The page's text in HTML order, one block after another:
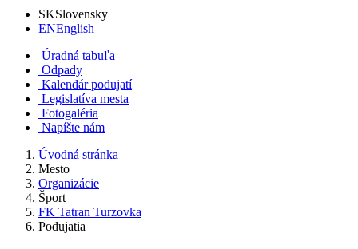
SKSlovensky
ENEnglish
Úradná tabuľa
Odpady
Kalendár podujatí
Legislatíva mesta
Fotogaléria
Napíšte nám
Úvodná stránka
Mesto
Organizácie
Šport
FK Tatran Turzovka
Podujatia